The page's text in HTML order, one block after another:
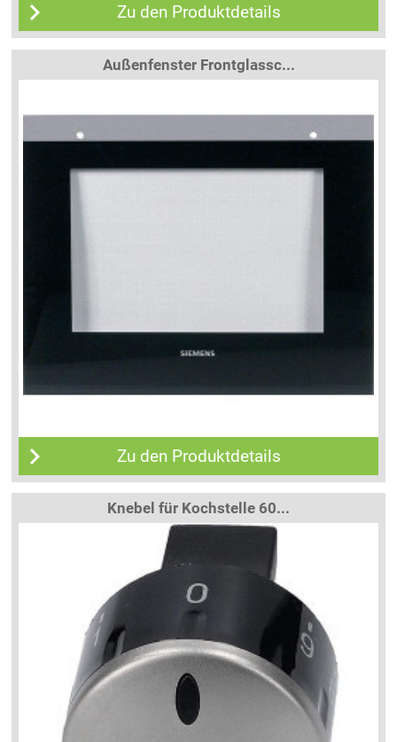
Zu den Produktdetails
Außenfenster Frontglassc...
Zu den Produktdetails
Knebel für Kochstelle 60...